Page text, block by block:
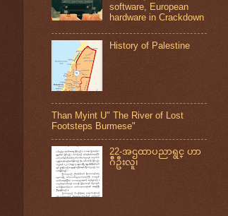
software, European
hardware in Crackdown
History of Palestine
Than Myint U" The River of Lost
Footsteps Burmese"
22-အဌထာပညာရွင္ ဟာ
ဂ်ီဦးလူ၊